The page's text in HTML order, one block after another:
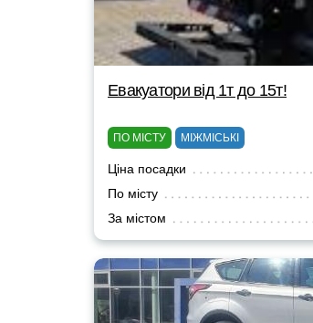
Евакуатори від 1т до 15т!
ПО МІСТУ МІЖМІСЬКІ
Ціна посадки
По місту
За містом